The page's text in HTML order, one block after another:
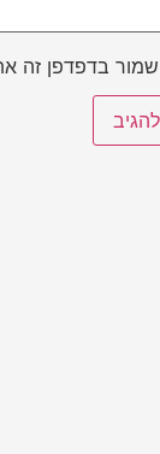
שמור בדפדפן זה